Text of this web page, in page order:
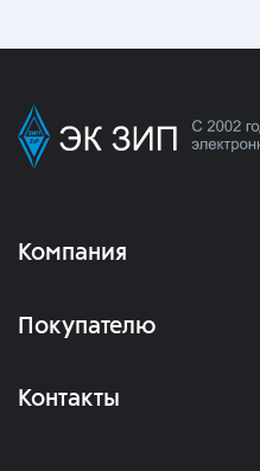
Компания
Покупателю
Контакты